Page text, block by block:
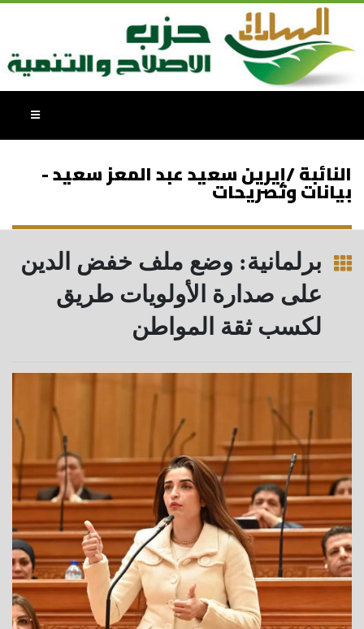
النائبة /إيرين سعيد عبد المعز سعيد -
بيانات وتصريحات
برلمانية: وضع ملف خفض الدين
على صدارة الأولويات طريق
لكسب ثقة المواطن